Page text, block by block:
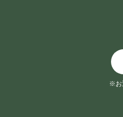
※お